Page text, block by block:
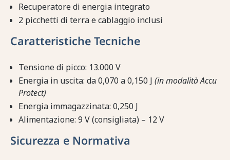
Recuperatore di energia integrato
2 picchetti di terra e cablaggio inclusi
Caratteristiche Tecniche
Tensione di picco: 13.000 V
Energia in uscita: da 0,070 a 0,150 J (in modalità Accu
Protect)
Energia immagazzinata: 0,250 J
Alimentazione: 9 V (consigliata) – 12 V
Sicurezza e Normativa